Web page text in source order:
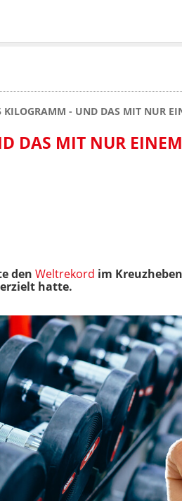
- UND DAS MIT NUR
DAS MIT NUR EINEM
den Weltrekord im
hatte.